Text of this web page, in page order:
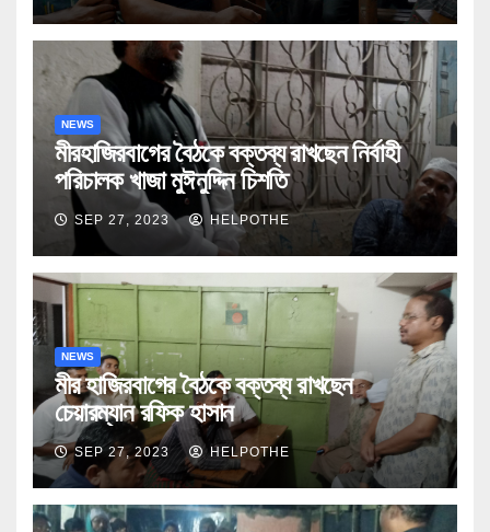
NEWS
মীরহাজিরবাগের বৈঠকে বক্তব্য রাখছেন নির্বাহী
পরিচালক খাজা মুঈনুদ্দিন চিশতি
SEP 27, 2023 HELPOTHE
NEWS
মীর হাজিরবাগের বৈঠকে বক্তব্য রাখছেন
চেয়ারম্যান রফিক হাসান
SEP 27, 2023 HELPOTHE